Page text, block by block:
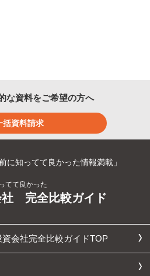
な資料をご希望の方へ
括資料請求
に知ってて良かった情報満載」
てて良かった
社 完全比較ガイド
会社完全比較ガイドTOP